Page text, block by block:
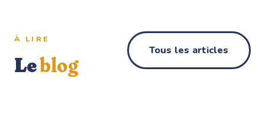
À LIRE
Leblog
Tous les articles